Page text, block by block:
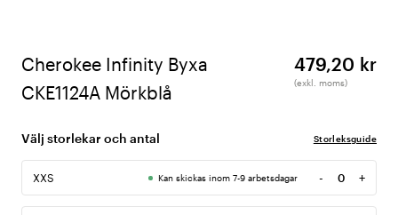
Cherokee Infinity Byxa
CKE1124A Mörkblå
479,20 kr
(exkl. moms)
Välj storlekar och antal Storleksguide
XXS Kan skickas inom 7-9 arbetsdagar -
Antal
+